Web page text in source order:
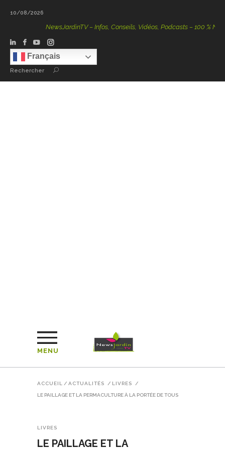
10/08/2026
NewsJardinTV – Infos, Conseils, Vidéos, Podcasts – 100 % Nature
Français
Rechercher
MENU
ACCUEIL / ACTUALITÉS / LIVRES /
LE PAILLAGE ET LA PERMACULTURE À LA PORTÉE DE TOUS
LIVRES
LE PAILLAGE ET LA